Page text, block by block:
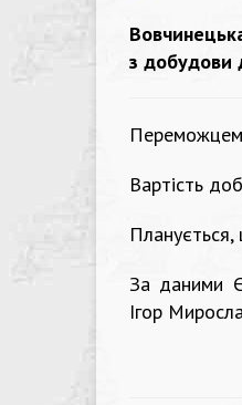
з добудови
Переможцем
Вартість
За даними
Ігор